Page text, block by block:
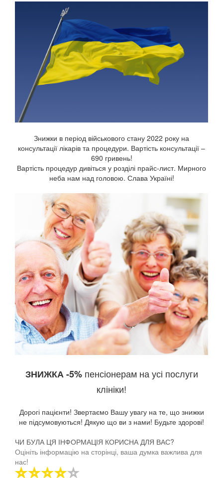
Знижки в період військового стану 2022 року на
консультації лікарів та процедури. Вартість консультації –
690 гривень!
Вартість процедур дивіться у розділі прайс-лист. Мирного
неба нам над головою. Слава Україні!
ЗНИЖКА -5%пенсіонерам на усі послуги
клініки!
Дорогі пацієнти! Звертаємо Вашу увагу на те, що знижки
не підсумовуються! Дякую що ви з нами! Будьте здорові!
ЧИ БУЛА ЦЯ ІНФОРМАЦІЯ КОРИСНА ДЛЯ ВАС?
Оцініть інформацію на сторінці, ваша думка важлива для
нас!